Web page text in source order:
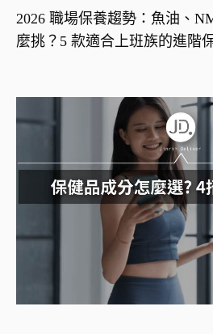
2026 職場保養趨勢：魚油、
麼挑？5 款適合上班族的進階